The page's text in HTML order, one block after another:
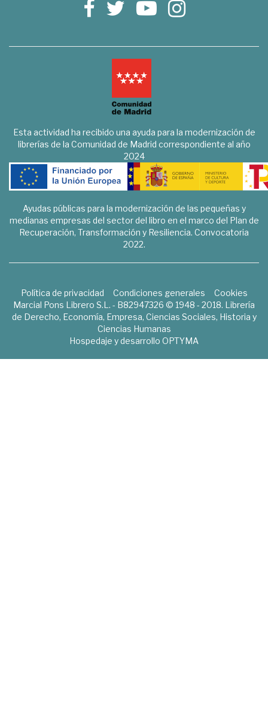
Esta actividad ha recibido una ayuda para la modernización de
librerías de la Comunidad de Madrid correspondiente al año
2024
Ayudas públicas para la modernización de las pequeñas y
medianas empresas del sector del libro en el marco del Plan de
Recuperación, Transformación y Resiliencia. Convocatoria
2022.
Política de privacidad Condiciones generales
Cookies
Marcial Pons Librero S.L. - B82947326 © 1948 - 2018. Librería
de Derecho, Economía, Empresa, Ciencias Sociales, Historia y
Ciencias Humanas
Hospedaje y desarrollo OPTYMA